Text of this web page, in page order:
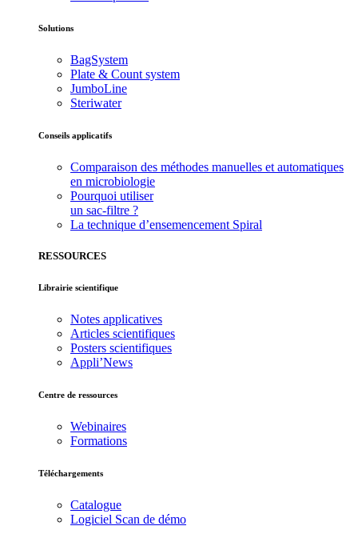
Solutions
BagSystem
Plate & Count system
JumboLine
Steriwater
Conseils applicatifs
Comparaison des méthodes manuelles et automatiques
en microbiologie
Pourquoi utiliser
un sac-filtre ?
La technique d’ensemencement Spiral
RESSOURCES
Librairie scientifique
Notes applicatives
Articles scientifiques
Posters scientifiques
Appli’News
Centre de ressources
Webinaires
Formations
Téléchargements
Catalogue
Logiciel Scan de démo